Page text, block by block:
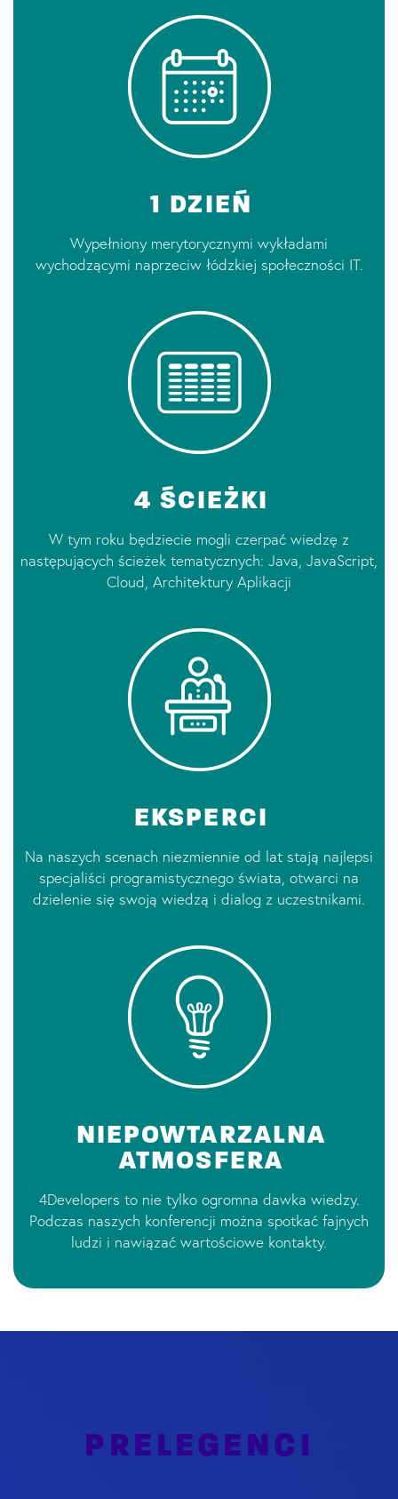
1 DZIEŃ
Wypełniony merytorycznymi wykładami
wychodzącymi naprzeciw łódzkiej społeczności IT.
4 ŚCIEŻKI
W tym roku będziecie mogli czerpać wiedzę z
następujących ścieżek tematycznych: Java, JavaScript,
Cloud, Architektury Aplikacji
EKSPERCI
Na naszych scenach niezmiennie od lat stają najlepsi
specjaliści programistycznego świata, otwarci na
dzielenie się swoją wiedzą i dialog z uczestnikami.
NIEPOWTARZALNA
ATMOSFERA
4Developers to nie tylko ogromna dawka wiedzy.
Podczas naszych konferencji można spotkać fajnych
ludzi i nawiązać wartościowe kontakty.
PRELEGENCI